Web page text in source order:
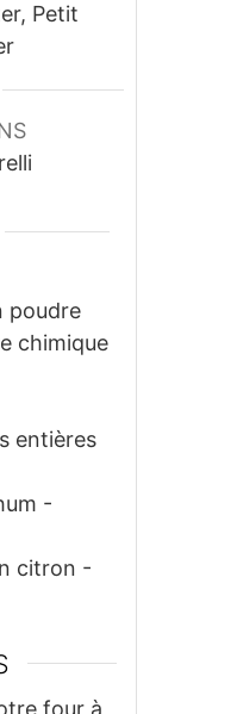
Petit
poudre
chimique
entières
-
citron -